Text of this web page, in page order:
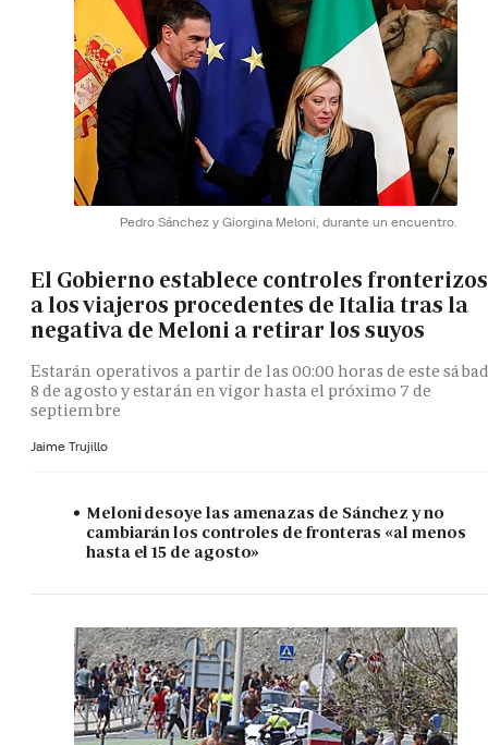
Pedro Sánchez y Giorgina Meloni, durante un encuentro.
El Gobierno establece controles fronterizos
a los viajeros procedentes de Italia tras la
negativa de Meloni a retirar los suyos
Estarán operativos a partir de las 00:00 horas de este
8 de agosto y estarán en vigor hasta el próximo 7 de
septiembre
Jaime Trujillo
Meloni desoye las amenazas de Sánchez y no
cambiarán los controles de fronteras «al menos
hasta el 15 de agosto»